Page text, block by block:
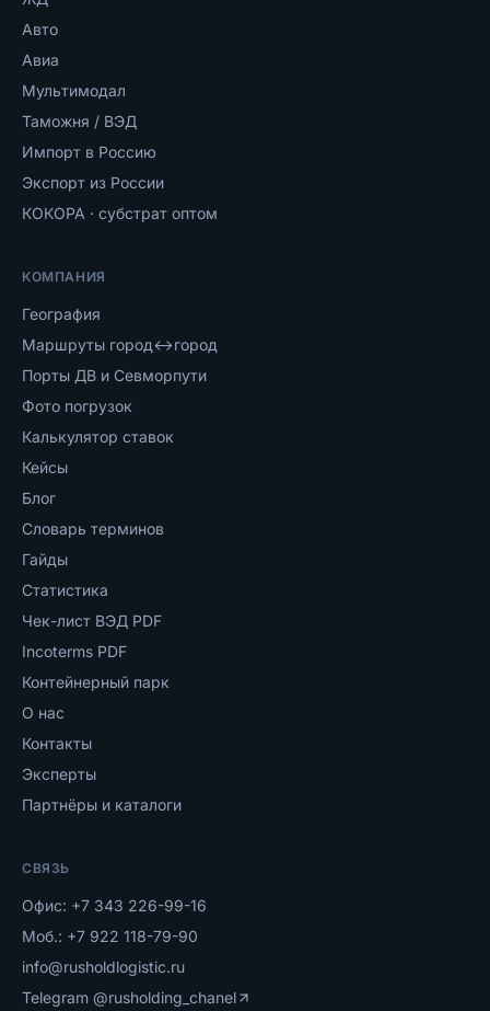
Авто
Авиа
Мультимодал
Таможня / ВЭД
Импорт в Россию
Экспорт из России
КОКОРА · субстрат оптом
КОМПАНИЯ
География
Маршруты город↔город
Порты ДВ и Севморпути
Фото погрузок
Калькулятор ставок
Кейсы
Блог
Словарь терминов
Гайды
Статистика
Чек-лист ВЭД PDF
Incoterms PDF
Контейнерный парк
О нас
Контакты
Эксперты
Партнёры и каталоги
СВЯЗЬ
Офис: +7 343 226-99-16
Моб.: +7 922 118-79-90
info@rusholdlogistic.ru
Telegram @rusholding_chanel